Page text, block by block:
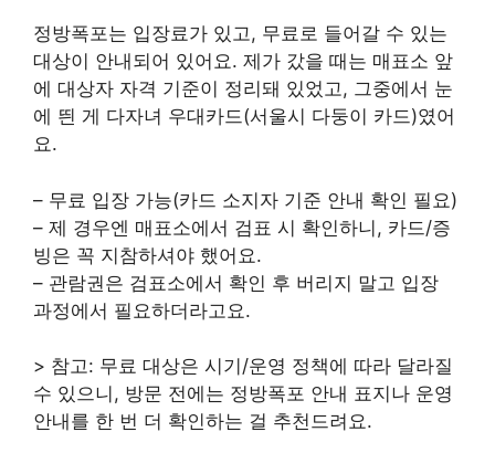
정방폭포는 입장료가 있고, 무료로 들어갈 수 있는
대상이 안내되어 있어요. 제가 갔을 때는 매표소 앞
에 대상자 자격 기준이 정리돼 있었고, 그중에서 눈
에 띈 게 다자녀 우대카드(서울시 다둥이 카드)였어
요.
– 무료 입장 가능(카드 소지자 기준 안내 확인 필요)
– 제 경우엔 매표소에서 검표 시 확인하니, 카드/증
빙은 꼭 지참하셔야 했어요.
– 관람권은 검표소에서 확인 후 버리지 말고 입장
과정에서 필요하더라고요.
> 참고: 무료 대상은 시기/운영 정책에 따라 달라질
수 있으니, 방문 전에는 정방폭포 안내 표지나 운영
안내를 한 번 더 확인하는 걸 추천드려요.